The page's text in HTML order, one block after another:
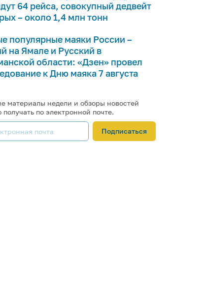
64 рейса, совокупный дедвейт
– около 1,4 млн тонн
популярные маяки России –
на Ямале и Русский в
области: «Дзен» провел
к Дню маяка 7 августа
материалы недели и обзоры новостей
по электронной почте.
Подписаться